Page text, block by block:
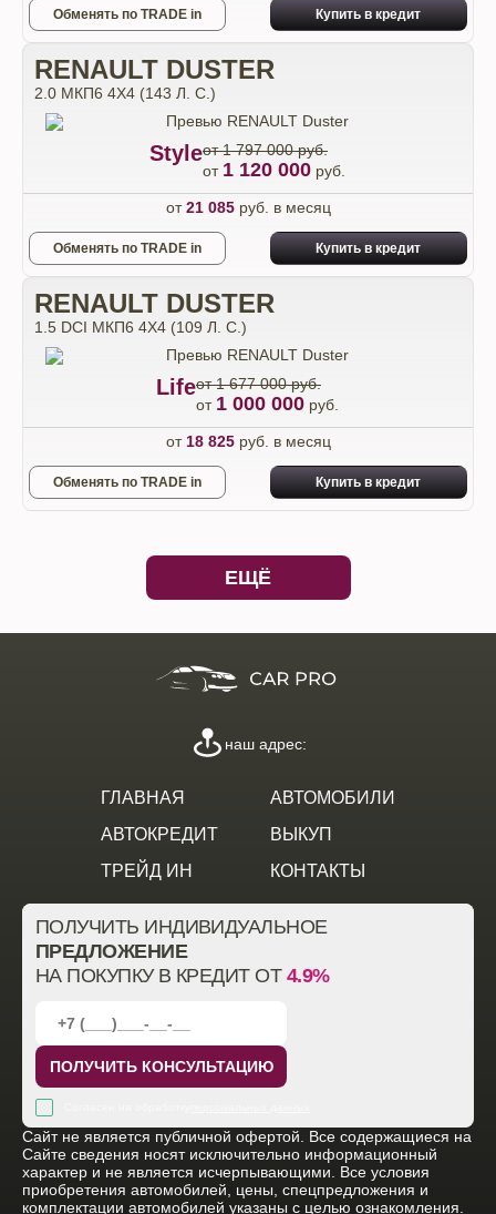
Обменять по TRADE in Купить в кредит
RENAULT DUSTER
2.0 МКП6 4Х4 (143 Л. С.)
Styleот 1 797 000 руб.
от 1 120 000 руб.
от21 085руб. в месяц
Обменять по TRADE in Купить в кредит
RENAULT DUSTER
1.5 DCI МКП6 4Х4 (109 Л. С.)
Lifeот 1 677 000 руб.
от 1 000 000 руб.
от 18 825руб. в месяц
Обменять по TRADE in Купить в кредит
ЕЩЁ
ГЛАВНАЯ
АВТОМОБИЛИ
АВТОКРЕДИТ
ВЫКУП
ТРЕЙД ИН
КОНТАКТЫ
наш адрес:
ПОЛУЧИТЬ ИНДИВИДУАЛЬНОЕ
ПРЕДЛОЖЕНИЕ
НА ПОКУПКУ В КРЕДИТ ОТ 4.9%
ПОЛУЧИТЬ КОНСУЛЬТАЦИЮ
Cайт не является публичной офертой. Все содержащиеся на
Сайте сведения носят исключительно информационный
характер и не является исчерпывающими. Все условия
приобретения автомобилей, цены, спецпредложения и
комплектации автомобилей указаны с целью ознакомления.